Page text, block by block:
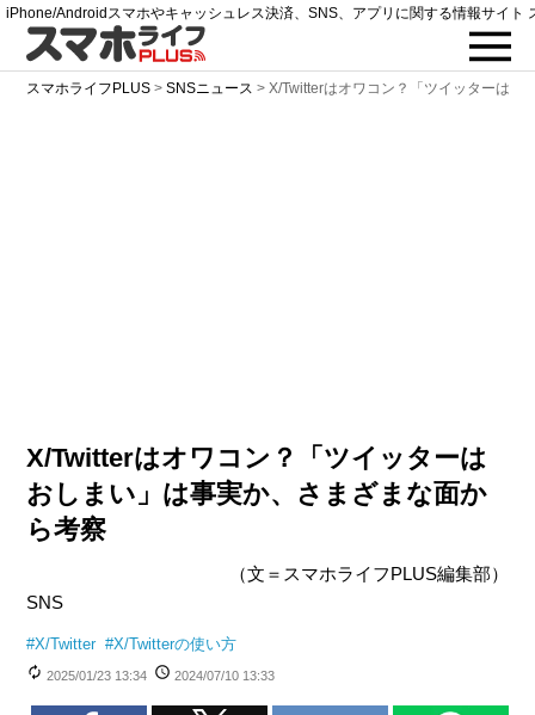
iPhone/Androidスマホやキャッシュレス決済、SNS、アプリに関する情報サイト
スマホライフPLUS >SNSニュース >X/Twitterはオワコン？「ツイッターはお
X/Twitterはオワコン？「ツイッターは
おしまい」は事実か、さまざまな面か
ら考察
（文＝スマホライフPLUS編集部）
SNS
#X/Twitter #X/Twitterの使い方
2025/01/23 13:34 2024/07/10 13:33